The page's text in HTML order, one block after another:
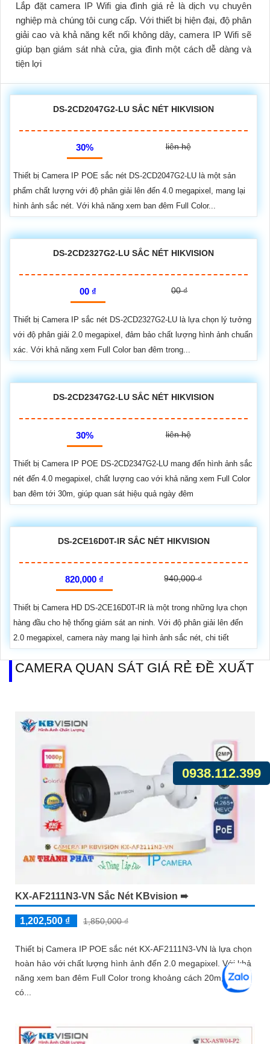
Lắp đặt camera IP Wifi gia đình giá rẻ là dịch vụ chuyên
nghiệp mà chúng tôi cung cấp. Với thiết bị hiện đại, độ phân
giải cao và khả năng kết nối không dây, camera IP Wifi sẽ
giúp bạn giám sát nhà cửa, gia đình một cách dễ dàng và
tiện lợi
DS-2CD2047G2-LU SẮC NÉT HIKVISION
30% liên hệ
Thiết bị Camera IP POE sắc nét DS-2CD2047G2-LU là một sản
phẩm chất lượng với độ phân giải lên đến 4.0 megapixel, mang lại
hình ảnh sắc nét. Với khả năng xem ban đêm Full Color...
DS-2CD2327G2-LU SẮC NÉT HIKVISION
00 ₫ 00 ₫
Thiết bị Camera IP sắc nét DS-2CD2327G2-LU là lựa chọn lý tưởng
với độ phân giải 2.0 megapixel, đảm bảo chất lượng hình ảnh chuẩn
xác. Với khả năng xem Full Color ban đêm trong...
DS-2CD2347G2-LU SẮC NÉT HIKVISION
30% liên hệ
Thiết bị Camera IP POE DS-2CD2347G2-LU mang đến hình ảnh sắc
nét đến 4.0 megapixel, chất lượng cao với khả năng xem Full Color
ban đêm tới 30m, giúp quan sát hiệu quả ngày đêm
DS-2CE16D0T-IR SẮC NÉT HIKVISION
820,000 ₫ 940,000 ₫
Thiết bị Camera HD DS-2CE16D0T-IR là một trong những lựa chọn
hàng đầu cho hệ thống giám sát an ninh. Với độ phân giải lên đến
2.0 megapixel, camera này mang lại hình ảnh sắc nét, chi tiết
CAMERA QUAN SÁT GIÁ RẺ ĐỀ XUẤT
KX-AF2111N3-VN Sắc Nét KBvision ➠
1,202,500 ₫ 1,850,000 ₫
Thiết bị Camera IP POE sắc nét KX-AF2111N3-VN là lựa chọn
hoàn hảo với chất lượng hình ảnh đến 2.0 megapixel. Với khả
năng xem ban đêm Full Color trong khoảng cách 20m, bạn
có...
0938.112.399